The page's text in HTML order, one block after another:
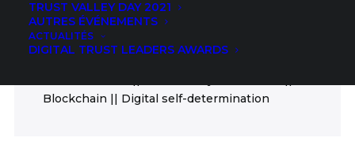
TRUST VALLEY DAY 2021
AUTRES ÉVÉNEMENTS
ACTUALITÉS
DIGITAL TRUST LEADERS AWARDS
ICT
FIELDS
Blockchain || Digital self-determination